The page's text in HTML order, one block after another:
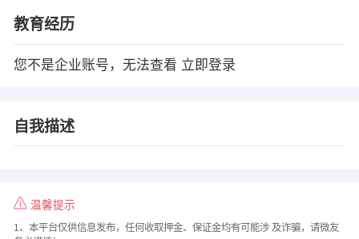
教育经历
您不是企业账号，无法查看 立即登录
自我描述
温馨提示
1、本平台仅供信息发布，任何收取押金、保证金均有可能涉 及诈骗，请微友